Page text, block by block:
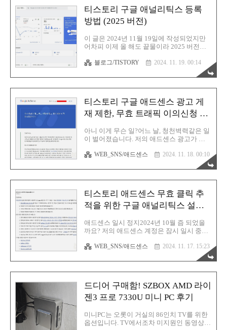
번 도전을 해봤습니다. 크리에이티브 마켓은
해외 플랫폼으로서 가입 후 상점을 개설할
때 포트폴리오가 필요합니다. 포트폴리오는
양식이 딱히 정해져있지는 않고 그냥 본인의
작품들이 담겨있는 PDF 파일이라던지, 활동
중인 SNS 또는 사이트가 있으면 됩니다. 이
런걸 그리는, 혹은 이런 작품 활동을 하는 사
람이라는게 증명만 되면 됩니다. 포트폴리오
준비저는 PDF 방식으..
티스토리 구글 애널리틱스 등록
방법 (2025 버전)
이 글은 2024년 11월 19일에 작성되었지만
어차피 이제 올 해도 끝물이라 2025 버전으
리틱스에 등록할 이유는 사실 진작에 사라졌
지만 그래도 꽤 많은 분들께서 티스토리를
구글 애널리틱스에 등록하고 싶어하시니 가
이드 글을 하나 작성해 드리도록 하겠습니
b Redirecting... analytics.google.com당연히
먼저 해야 할 일은 구글 애널리틱스 가입입
니다. 구글 아이디가 있다면 누구든지 무료
로 가입 가능합니다. 이제 애널리틱스 계정
을 생성해 봅시다. 먼저 계정 세부정보란에
본인이 알아볼 수 있는 계정 이름을 입력합
니다. 저는 그냥 친절한효자손 이라고 정했
습니다. 나머..
블로그/TISTORY 2024. 11. 19. 00:14
티스토리 구글 애드센스 광고 게
재 제한, 무효 트래픽 이의신청 그
아니 이게 무슨 일?어느 날, 청천벽력같은 일
이 벌어졌습니다. 저의 애드센스 광고가 게
락이라는 이야기가 괜히 나온 속담이 아니에
요. 딱 저를 두고 하는 말이었습니다. 당연히
제 광고를 스스로 클릭한적이 없어요. 실수
로 한 번 정도는 애드센스팀에서도 너그럽게
죠. 근데 이건 진짜 어떤 누군가가 악의적으
로 클릭을 한 것입니다. 저를 엿맥이기 위해
서 그런건지, 자신들의 프로그램을 사용할
대상이 하필 저였는지는 알 수 없지만 어쨌
든 분명한건 저는 피해자라는 이 현실입니
다. 게시자님의 애드센스 계정에 광고 제재
제한이 적용되었다니... 이 조치가 취해진 이
유는 광고 수익을 올리기 위해 잠재적인 무
효 트래픽을 사용하고 있다는 사실이..
WEB_SNS/애드센스 2024. 11. 18. 00:10
티스토리 애드센스 무효 클릭 추
적을 위한 구글 애널리틱스 설정
애드센스 일시 정지2024년 10월 즘 되었을
까요? 저의 애드센스 계정은 잠시 일시 중단
는데 당연히 주인인 제가 그랬을리는 없지
않겠습니까? 그렇다면 이건 외부의 악의적
인 공격에 의해 발생한 사례라고 보여집니
다. 따라서 이 방법을 그나마 임시로 해결할
전에서의 구글 애널리틱스는 이 설정이 현재
막힌 상태입니다. 다행히 애드센스 광고 정
지는 약 20일 정도 진행되었으며 이후에는
풀려서 현재 광고 송출은 정상적인 상태입니
다. GA4 애널리틱스구 버전 애널리틱스에서
는 무효 트래픽을 추적할 수단이 존재했었습
WEB_SNS/애드센스 2024. 11. 17. 15:23
드디어 구매함! SZBOX AMD 라이
젠3 프로 7330U 미니 PC 후기
미니PC는 오롯이 거실의 86인치 TV를 위한
옵션입니다. TV에서조차 미지원인 동영상